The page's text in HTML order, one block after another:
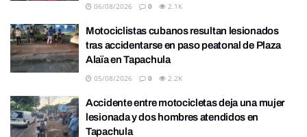
06/08/2026 0 2.1K
Motociclistas cubanos resultan lesionados
tras accidentarse en paso peatonal de Plaza
Alaïa en Tapachula
05/08/2026 0 2.2K
Accidente entre motocicletas deja una mujer
lesionada y dos hombres atendidos en
Tapachula